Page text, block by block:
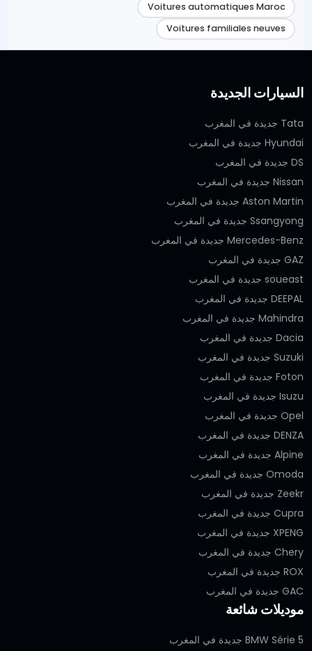
Voitures automatiques Maroc
Voitures familiales neuves
السيارات الجديدة
Tata جديدة في المغرب
Hyundai جديدة في المغرب
DS جديدة في المغرب
Nissan جديدة في المغرب
Aston Martin جديدة في المغرب
Ssangyong جديدة في المغرب
Mercedes-Benz جديدة في المغرب
GAZ جديدة في المغرب
soueast جديدة في المغرب
DEEPAL جديدة في المغرب
Mahindra جديدة في المغرب
Dacia جديدة في المغرب
Suzuki جديدة في المغرب
Foton جديدة في المغرب
Isuzu جديدة في المغرب
Opel جديدة في المغرب
DENZA جديدة في المغرب
Alpine جديدة في المغرب
Omoda جديدة في المغرب
Zeekr جديدة في المغرب
Cupra جديدة في المغرب
XPENG جديدة في المغرب
Chery جديدة في المغرب
ROX جديدة في المغرب
GAC جديدة في المغرب
موديلات شائعة
BMW Série 5 جديدة في المغرب